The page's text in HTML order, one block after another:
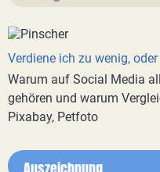
Verdiene ich zu wenig,
Warum auf Social Media
gehören und warum
Pixabay, Petfoto